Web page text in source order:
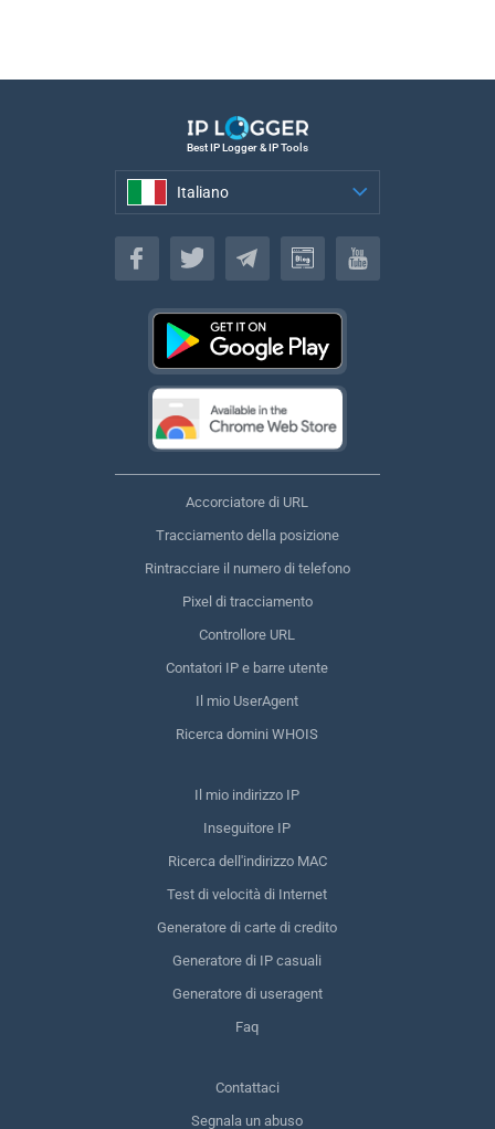
Best IP Logger & IP Tools
Italiano
Italiano
Accorciatore di URL
Tracciamento della posizione
Rintracciare il numero di telefono
Pixel di tracciamento
Controllore URL
Contatori IP e barre utente
Il mio UserAgent
Ricerca domini WHOIS
Il mio indirizzo IP
Inseguitore IP
Ricerca dell'indirizzo MAC
Test di velocità di Internet
Generatore di carte di credito
Generatore di IP casuali
Generatore di useragent
Faq
Contattaci
Segnala un abuso